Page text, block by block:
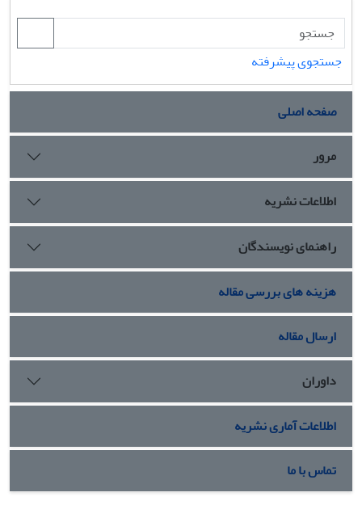
جستجوی پیشرفته
صفحه اصلی
مرور
اطلاعات نشریه
راهنمای نویسندگان
هزینه های بررسی مقاله
ارسال مقاله
داوران
اطلاعات آماری نشریه
تماس با ما